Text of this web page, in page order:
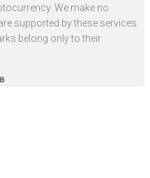
We make no
supported by these services.
belong only to their